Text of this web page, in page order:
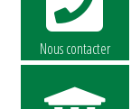
Nous contacter